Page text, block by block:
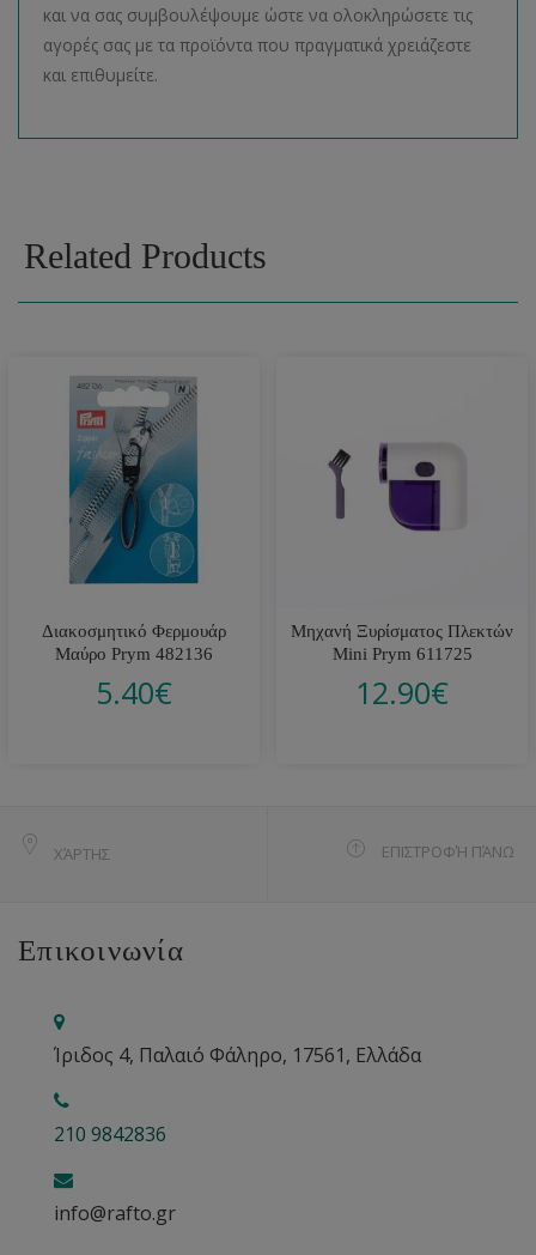
και να σας συμβουλέψουμε ώστε να ολοκληρώσετε τις
αγορές σας με τα προϊόντα που πραγματικά χρειάζεστε
και επιθυμείτε.
Related Products
Διακοσμητικό Φερμουάρ
Μαύρο Prym 482136
5.40€
Μηχανή Ξυρίσματος Πλεκτών
Mini Prym 611725
12.90€
ΧΆΡΤΗΣ ΕΠΙΣΤΡΟΦΉ ΠΆΝΩ
Επικοινωνία
Ίριδος 4, Παλαιό Φάληρο, 17561, Ελλάδα
210 9842836
info@rafto.gr